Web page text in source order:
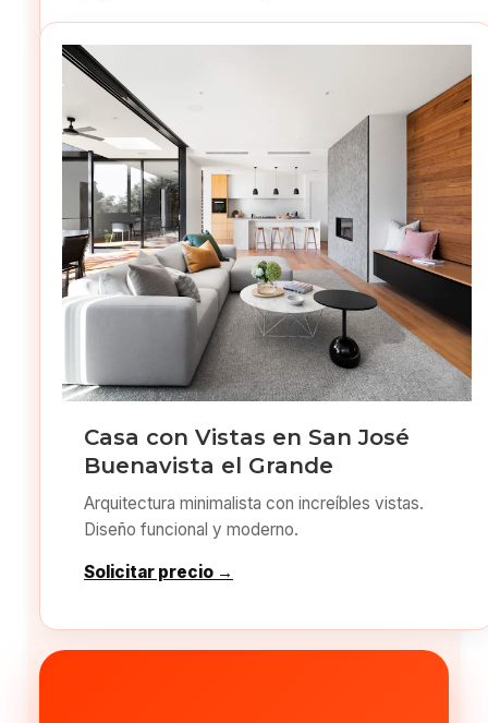
Casa con Vistas en San José
Buenavista el Grande
Arquitectura minimalista con increíbles vistas.
Diseño funcional y moderno.
Solicitar precio →